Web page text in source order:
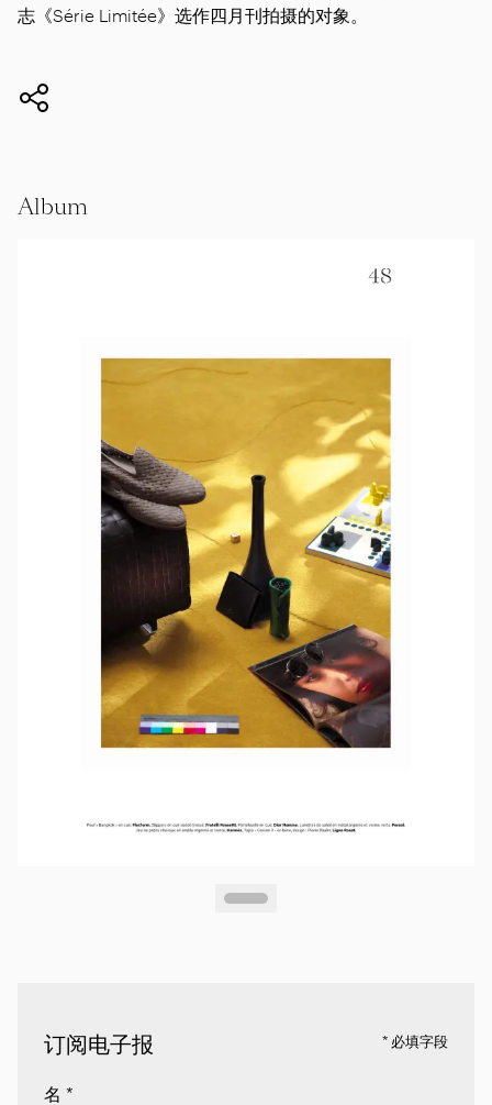
志《Série Limitée》选作四月刊拍摄的对象。
Album
订阅电子报 * 必填字段
名 *